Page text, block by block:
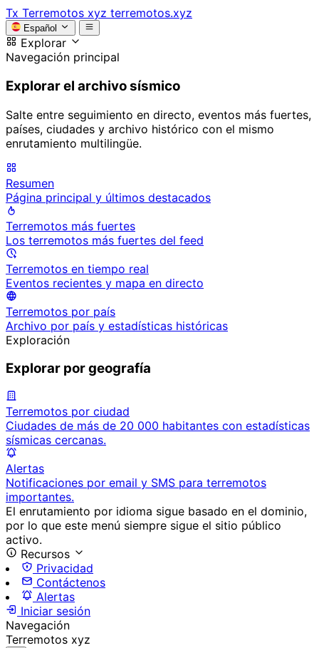
Tx Terremotos xyz terremotos.xyz
Español
Explorar
Navegación principal
Explorar el archivo sísmico
Salte entre seguimiento en directo, eventos más fuertes,
países, ciudades y archivo histórico con el mismo
enrutamiento multilingüe.
Resumen
Página principal y últimos destacados
Terremotos más fuertes
Los terremotos más fuertes del feed
Terremotos en tiempo real
Eventos recientes y mapa en directo
Terremotos por país
Archivo por país y estadísticas históricas
Exploración
Explorar por geografía
Terremotos por ciudad
Ciudades de más de 20 000 habitantes con estadísticas
sísmicas cercanas.
Alertas
Notificaciones por email y SMS para terremotos
importantes.
El enrutamiento por idioma sigue basado en el dominio,
por lo que este menú siempre sigue el sitio público
activo.
Recursos
Privacidad
Contáctenos
Alertas
Iniciar sesión
Navegación
Terremotos xyz